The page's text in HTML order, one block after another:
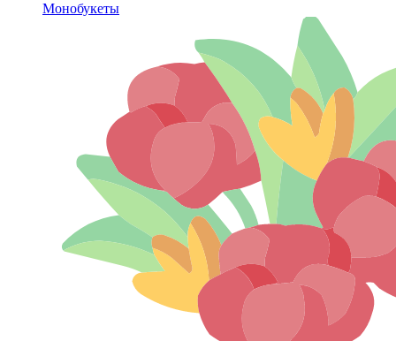
Монобукеты